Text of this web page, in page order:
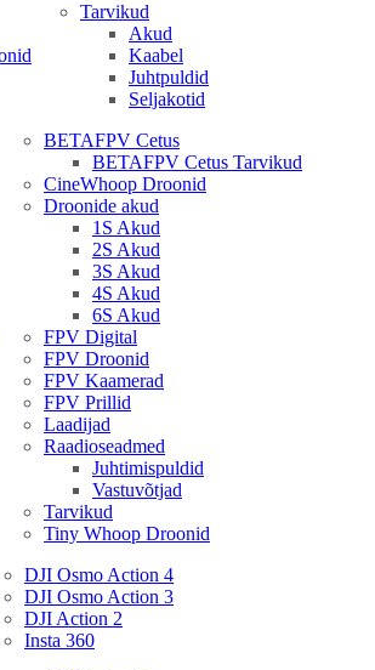
Tarvikud
Akud
Kaabel
Juhtpuldid
Seljakotid
BETAFPV Cetus
BETAFPV Cetus Tarvikud
CineWhoop Droonid
Droonide akud
1S Akud
2S Akud
3S Akud
4S Akud
6S Akud
FPV Digital
FPV Droonid
FPV Kaamerad
FPV Prillid
Laadijad
Raadioseadmed
Juhtimispuldid
Vastuvõtjad
Tarvikud
Tiny Whoop Droonid
DJI Osmo Action 4
DJI Osmo Action 3
DJI Action 2
Insta 360